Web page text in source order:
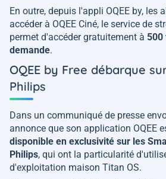
En outre, depuis l'appli OQEE by, les
accéder à OQEE Ciné, le service de
permet d'accéder gratuitement à 500
demande.
OQEE by Free débarque
Philips
Dans un communiqué de presse
annonce que son application OQEE
disponible en exclusivité sur les
Philips, qui ont la particularité
d'exploitation maison Titan OS.